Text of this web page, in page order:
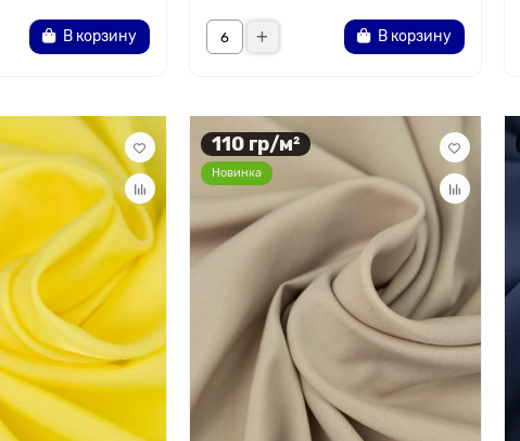
В корзину В корзину
110 гр/м²
Новинка